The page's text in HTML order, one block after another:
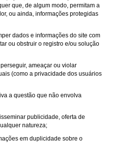
que, de algum modo, permitam a
ou ainda, informações protegidas
dados e informações do site com
ou obstruir o registro e/ou solução
ameaçar ou violar
(como a privacidade dos usuários
a questão que não envolva
publicidade, oferta de
natureza;
em duplicidade sobre o